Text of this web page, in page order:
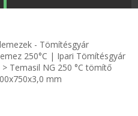
videók
Termékek
- Tömítésgyár
250°C | Ipari Tömítésgyár
> Temasil NG 250 °C tömítő
mm